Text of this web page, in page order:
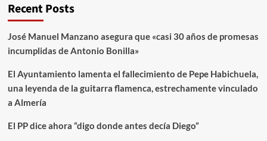
Recent Posts
José Manuel Manzano asegura que «casi 30 años de promesas
incumplidas de Antonio Bonilla»
El Ayuntamiento lamenta el fallecimiento de Pepe Habichuela,
una leyenda de la guitarra flamenca, estrechamente vinculado
a Almería
El PP dice ahora “digo donde antes decía Diego”